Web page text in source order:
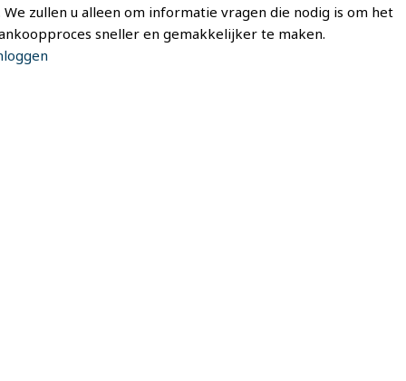
We zullen u alleen om informatie vragen die nodig is om het
sneller en gemakkelijker te maken.